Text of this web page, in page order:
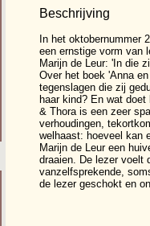
Beschrijving
In het oktobernummer
een ernstige vorm van
Marijn de Leur: 'In die
Over het boek 'Anna
tegenslagen die zij
haar kind? En wat
& Thora is een zeer
verhoudingen,
welhaast: hoeveel kan
Marijn de Leur een
draaien. De lezer voelt
vanzelfsprekende,
de lezer geschokt en